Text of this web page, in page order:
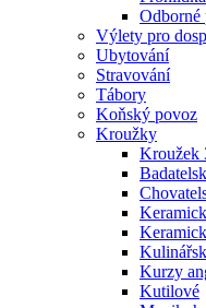
Odborné
Výlety pro
Ubytování
Stravování
Tábory
Koňský povoz
Kroužky
Kroužek
Kurzy
Kutilové